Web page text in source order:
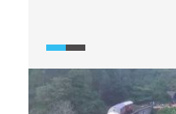
expresu" je však v
Ze Sólleru kromě
využívané pro